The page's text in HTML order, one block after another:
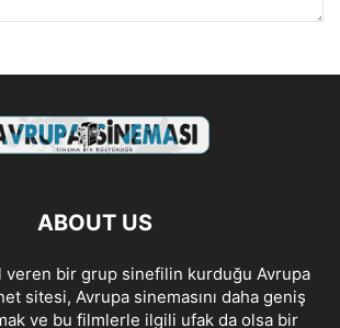
ABOUT US
veren bir grup sinefilin kurduğu Avrupa
sitesi, Avrupa sinemasını daha geniş
ve bu filmlerle ilgili ufak da olsa bir